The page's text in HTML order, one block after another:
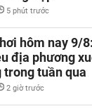
5 phút trước
hôm nay 9/
địa phương
tuần qua
2 giờ trước